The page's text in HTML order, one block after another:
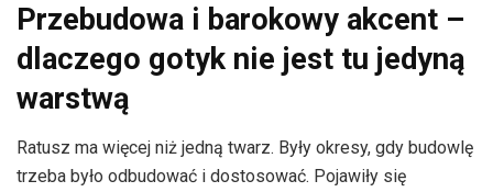
Przebudowa i barokowy akcent –
dlaczego gotyk nie jest tu jedyną
warstwą
Ratusz ma więcej niż jedną twarz. Były okresy, gdy budowlę
trzeba było odbudować i dostosować. Pojawiły się